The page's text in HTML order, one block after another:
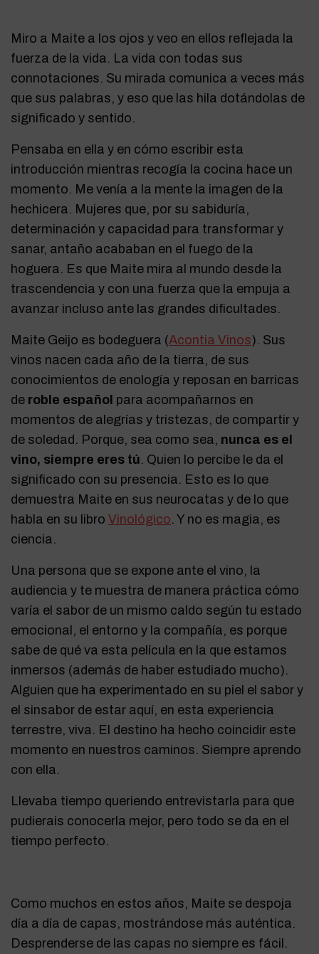
Miro a Maite a los ojos y veo en ellos reflejada la
fuerza de la vida. La vida con todas sus
connotaciones. Su mirada comunica a veces más
que sus palabras, y eso que las hila dotándolas de
significado y sentido.
Pensaba en ella y en cómo escribir esta
introducción mientras recogía la cocina hace un
momento. Me venía a la mente la imagen de la
hechicera. Mujeres que, por su sabiduría,
determinación y capacidad para transformar y
sanar, antaño acababan en el fuego de la
hoguera. Es que Maite mira al mundo desde la
trascendencia y con una fuerza que la empuja a
avanzar incluso ante las grandes dificultades.
Maite Geijo es bodeguera (Acontia Vinos). Sus
vinos nacen cada año de la tierra, de sus
conocimientos de enología y reposan en barricas
de roble español para acompañarnos en
momentos de alegrías y tristezas, de compartir y
de soledad. Porque, sea como sea, nunca es el
vino, siempre eres tú. Quien lo percibe le da el
significado con su presencia. Esto es lo que
demuestra Maite en sus neurocatas y de lo que
habla en su libroVinológico. Y no es magia, es
ciencia.
Una persona que se expone ante el vino, la
audiencia y te muestra de manera práctica cómo
varía el sabor de un mismo caldo según tu estado
emocional, el entorno y la compañía, es porque
sabe de qué va esta película en la que estamos
inmersos (además de haber estudiado mucho).
Alguien que ha experimentado en su piel el sabor y
el sinsabor de estar aquí, en esta experiencia
terrestre, viva. El destino ha hecho coincidir este
momento en nuestros caminos. Siempre aprendo
con ella.
Llevaba tiempo queriendo entrevistarla para que
pudierais conocerla mejor, pero todo se da en el
tiempo perfecto.
Como muchos en estos años, Maite se despoja
día a día de capas, mostrándose más auténtica.
Desprenderse de las capas no siempre es fácil.